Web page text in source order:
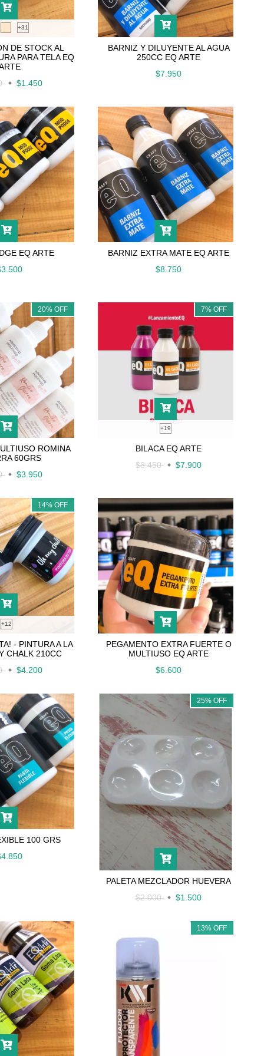
+31
DE STOCK AL
PARA TELA EQ
$1.450
BARNIZ Y DILUYENTE AL AGUA
250CC EQ ARTE
$7.950
EQ ARTE
BARNIZ EXTRA MATE EQ ARTE
$8.750
20%OFF
ROMINA
60GRS
$3.950
7%OFF
+19
BILACA EQ ARTE
$8.450
$7.900
14%OFF
+12
- PINTURA A LA
CHALK 210CC
$4.200
PEGAMENTO EXTRA FUERTE O
MULTIUSO EQ ARTE
$6.600
100 GRS
25%OFF
PALETA MEZCLADOR HUEVERA
$2.000
$1.500
13%OFF